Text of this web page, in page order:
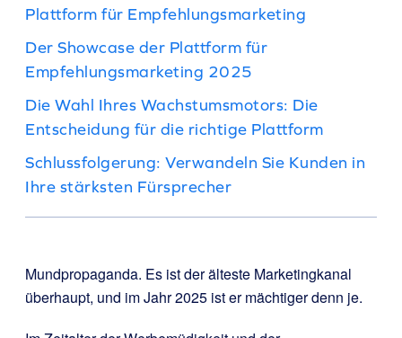
Plattform für Empfehlungsmarketing
Der Showcase der Plattform für
Empfehlungsmarketing 2025
Die Wahl Ihres Wachstumsmotors: Die
Entscheidung für die richtige Plattform
Schlussfolgerung: Verwandeln Sie Kunden in
Ihre stärksten Fürsprecher
Mundpropaganda. Es ist der älteste Marketingkanal
überhaupt, und im Jahr 2025 ist er mächtiger denn je.